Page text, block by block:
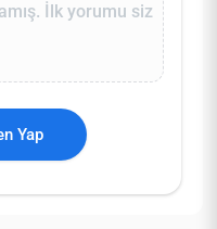
İlk yorumu siz
Yap